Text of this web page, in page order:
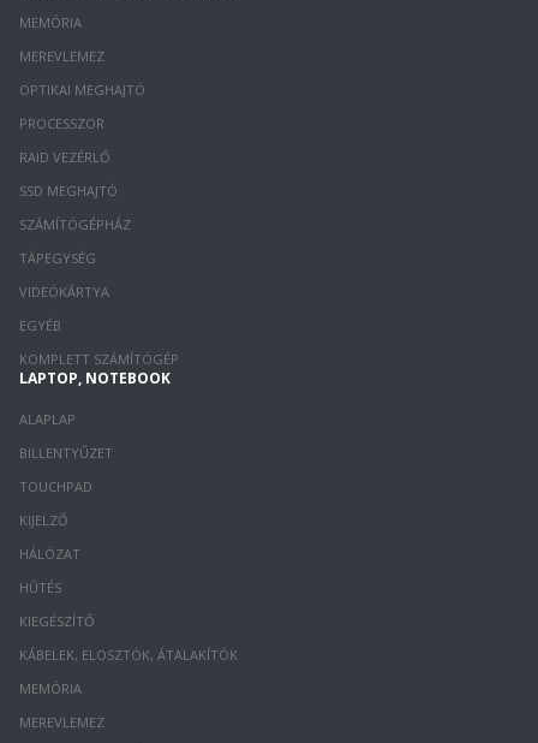
MEMÓRIA
MEREVLEMEZ
OPTIKAI MEGHAJTÓ
PROCESSZOR
RAID VEZÉRLŐ
SSD MEGHAJTÓ
SZÁMÍTÓGÉPHÁZ
TÁPEGYSÉG
VIDEÓKÁRTYA
EGYÉB
KOMPLETT SZÁMÍTÓGÉP
LAPTOP, NOTEBOOK
ALAPLAP
BILLENTYŰZET
TOUCHPAD
KIJELZŐ
HÁLÓZAT
HŰTÉS
KIEGÉSZÍTŐ
KÁBELEK, ELOSZTÓK, ÁTALAKÍTÓK
MEMÓRIA
MEREVLEMEZ